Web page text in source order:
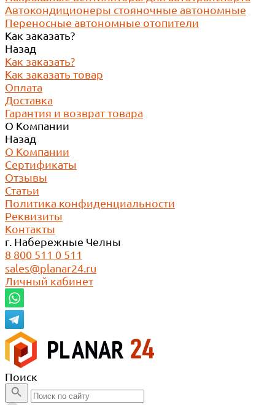
Автокондиционеры стояночные автономные
Переносные автономные отопители
Как заказать?
Назад
Как заказать?
Как заказать товар
Оплата
Доставка
Гарантия и возврат товара
О Компании
Назад
О Компании
Сертификаты
Отзывы
Статьи
Политика конфиденциальности
Реквизиты
Контакты
г. Набережные Челны
8 800 511 0 511
sales@planar24.ru
Личный кабинет
Поиск